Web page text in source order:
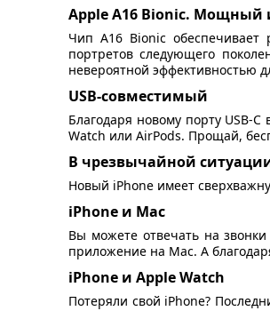
Apple A16 Bionic. Мощный
Чип A16 Bionic
портретов следующего
невероятной эффективностью
USB-совместимый
Благодаря новому порту USB-
Watch или AirPods. Прощай,
В чрезвычайной
Новый iPhone имеет
iPhone и Mac
Вы можете отвечать на
приложение на Mac. А
iPhone и Apple Watch
Потеряли свой iPhone?